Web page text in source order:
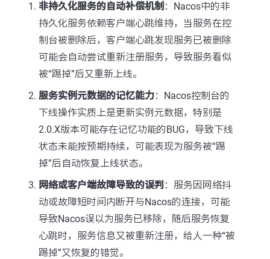
非持久化服务的自动补偿机制 ：Nacos中的非
持久化服务依赖客户端心跳维持，当服务在控
制台被删除后，客户端心跳发现服务已被删除
可能会自动尝试重新注册服务，导致服务看似
被“踢掉”后又重新上线。
服务实例元数据的记忆能力：Nacos控制台的
下线操作实质上是更新实例元数据，特别是
2.0.X版本可能存在记忆功能的BUG，导致下线
状态未能按预期持续，可能表现为服务被“踢
掉”后自动恢复上线状态。
网络或客户端故障导致的误判 ：服务因网络抖
动或故障短时间内断开与Nacos的连接，可能
导致Nacos误以为服务已移除，随后服务恢复
心跳时，服务信息又被重新注册，给人一种“被
踢掉”又恢复的错觉。